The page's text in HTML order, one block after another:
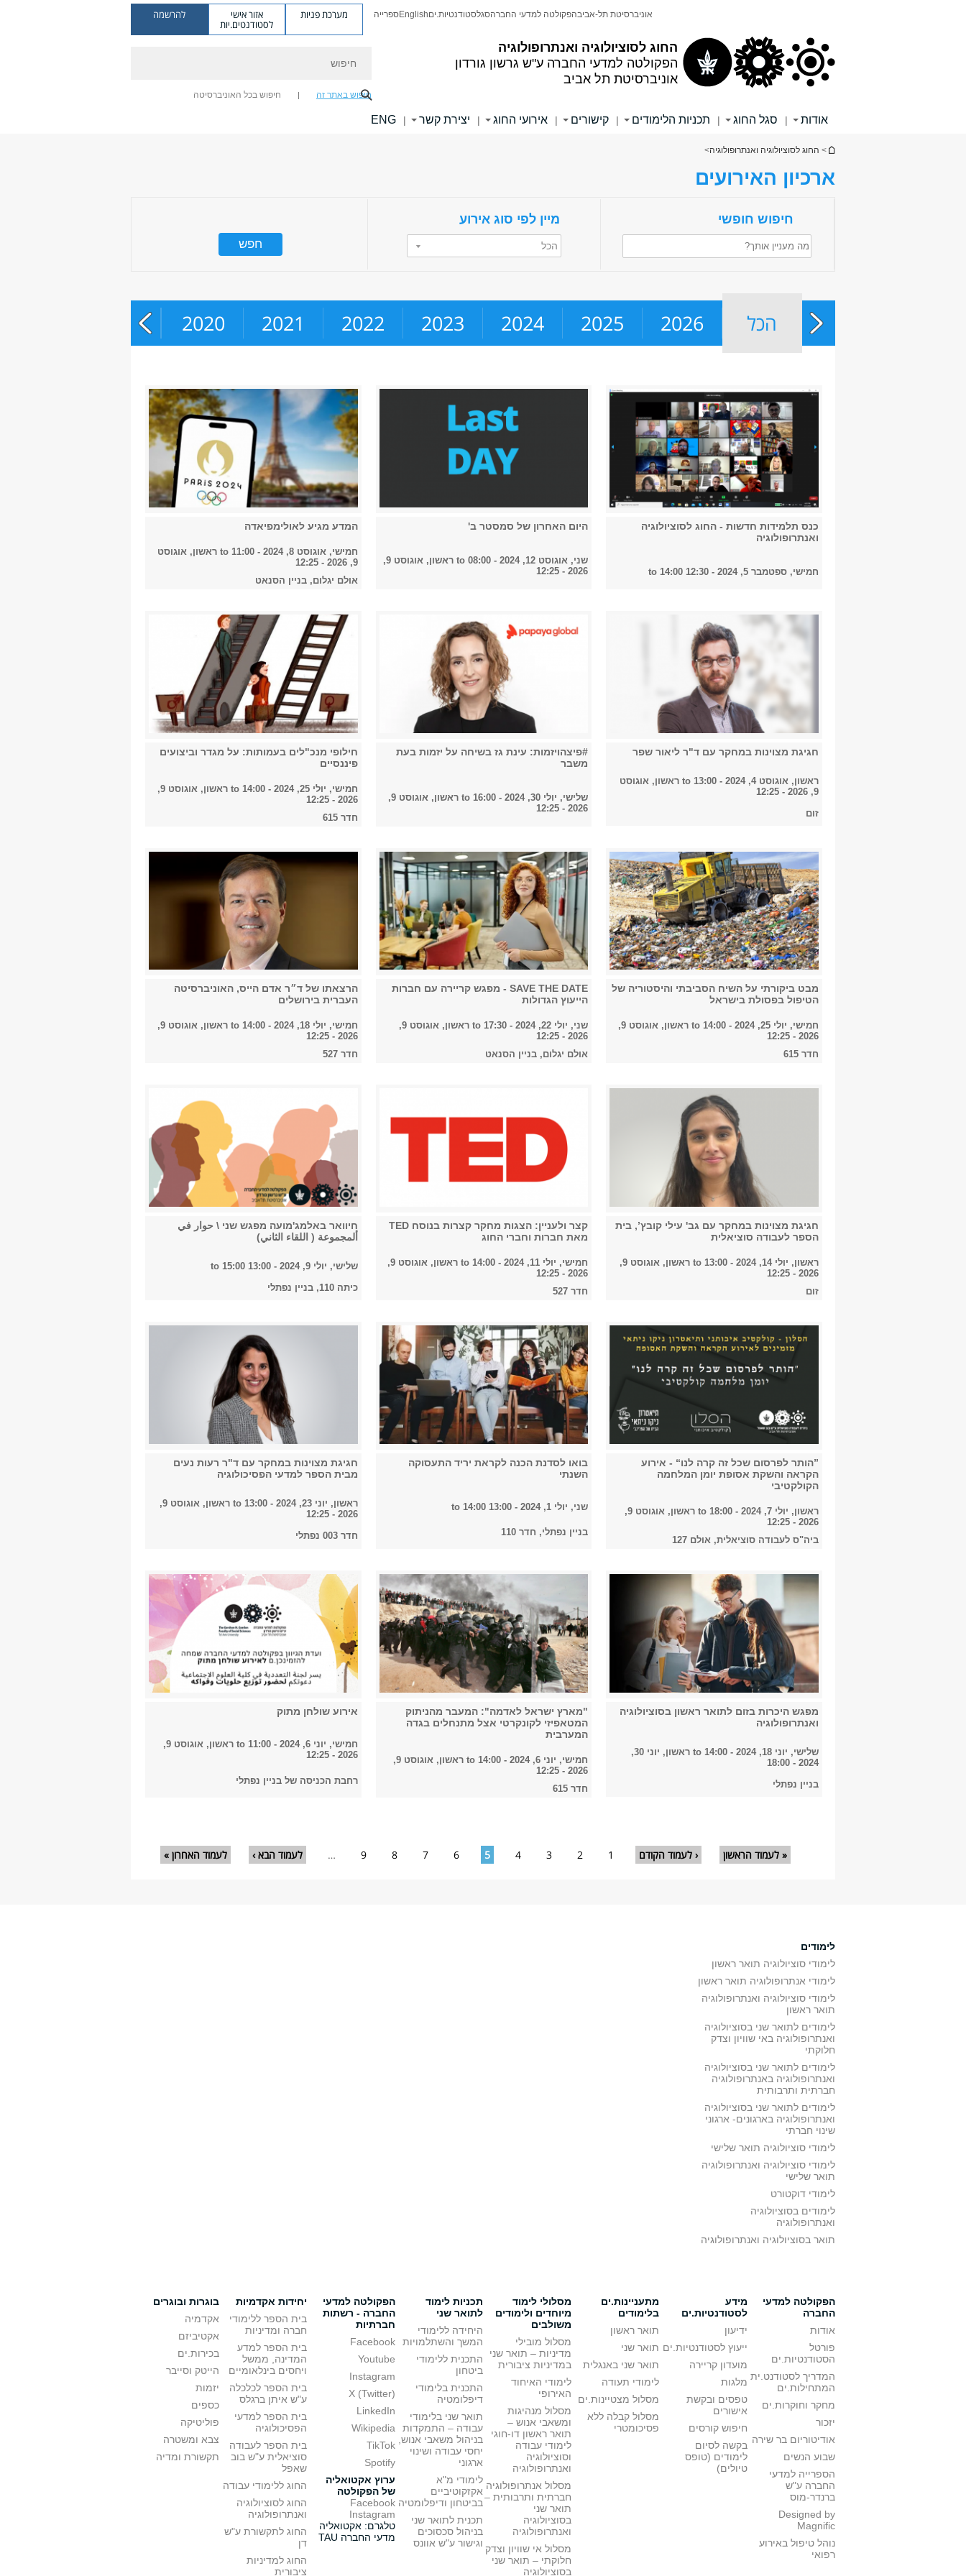
החוג לסוציולוגיה ואנתרופולוגיה
הפקולטה למדעי החברה ע"ש גרשון גורדון
אוניברסיטת תל אביב
אוניברסיטת תל-אביבהפקולטה למדעי החברהסגלסטודנטיות.יםEnglishספרייה מערכת פניות אזור אישי
לסטודנטים.יות
להרשמה
חיפוש באתר זה חיפוש בכל האוניברסיטה
אודות | סגל החוג | תכניות הלימודים | קישורים | אירועי החוג | יצירת קשר |
ENG
הינך נמצא כאן
> החוג לסוציולוגיה ואנתרופולוגיה>
ארכיון האירועים
חיפוש חופשי מיין לפי סוג אירוע
הכל
2019 2020 2021 2022 2023 2024 2025 2026 הכל
כנס תלמידות חדשות - החוג לסוציולוגיה
ואנתרופולוגיה
חמישי, ספטמבר 5, 2024 - 12:30
14:00
היום האחרון של סמסטר ב'
שני, אוגוסט 12, 2024 - 08:00 to
ראשון, אוגוסט 9,
2026 - 12:25
המדע מגיע לאולימפיאדה
חמישי, אוגוסט 8, 2024 - 11:00 to
ראשון, אוגוסט
9, 2026 - 12:25
אולם יגלום, בניין הסנאט
חגיגת מצוינות במחקר עם ד"ר ליאור שפר
ראשון, אוגוסט 4, 2024 - 13:00
ראשון, אוגוסט
9, 2026 - 12:25
זום
#פיצהויזמות: עינת גז בשיחה על יזמות בעת
משבר
שלישי, יולי 30, 2024 - 16:00 to
ראשון, אוגוסט 9,
2026 - 12:25
חילופי מנכ"לים בעמותות: על מגדר וביצועים
פיננסיים
חמישי, יולי 25, 2024 - 14:00 to
ראשון, אוגוסט 9,
2026 - 12:25
חדר 615
מבט ביקורתי על השיח הסביבתי והיסטוריה של
הטיפול בפסולת בישראל
חמישי, יולי 25, 2024 - 14:00
ראשון, אוגוסט 9,
2026 - 12:25
חדר 615
SAVE THE DATE - מפגש קריירה עם חברות
הייעוץ הגדולות
שני, יולי 22, 2024 - 17:30 to
ראשון, אוגוסט 9,
2026 - 12:25
אולם יגלום, בניין הסנאט
הרצאתו של ד״ר אדם הייס, האוניברסיטה
העברית בירושלים
חמישי, יולי 18, 2024 - 14:00 to
ראשון, אוגוסט 9,
2026 - 12:25
חדר 527
חגיגת מצוינות במחקר עם גב' עילי קובץ’, בית
הספר לעבודה סוציאלית
ראשון, יולי 14, 2024 - 13:00
ראשון, אוגוסט 9,
2026 - 12:25
זום
קצר ולעניין: הצגות מחקר קצרות בנוסח TED
מאת חברות וחברי החוג
חמישי, יולי 11, 2024 - 14:00 to
ראשון, אוגוסט 9,
2026 - 12:25
חדר 527
חיוואר באלמג'מועה מפגש שני \ حوار في
ألمجموعة ( اللقاء الثاني)
שלישי, יולי 9, 2024 - 13:00
to
15:00
כיתה 110, בניין נפתלי
”הותר לפרסום שכל זה קרה לנו“ - אירוע
הקראה והשקת אסופת יומן המלחמה
הקולקטיבי
ראשון, יולי 7, 2024 - 18:00
ראשון, אוגוסט 9,
2026 - 12:25
ביה"ס לעבודה סוציאלית, אולם 127
בואו לסדנת הכנה לקראת יריד התעסוקה
השנתי
שני, יולי 1, 2024 - 13:00
to
14:00
בניין נפתלי, חדר 110
חגיגת מצוינות במחקר עם ד"ר רעות נעים
מבית הספר למדעי הפסיכולוגיה
ראשון, יוני 23, 2024 - 13:00 to
ראשון, אוגוסט 9,
2026 - 12:25
חדר 003 נפתלי
מפגש היכרות בזום לתואר ראשון בסוציולוגיה
ואנתרופולוגיה
שלישי, יוני 18, 2024 - 14:00
ראשון, יוני 30,
2024 - 18:00
בניין נפתלי
"מארץ ישראל לאדמה": המעבר מהניתוק
המטאפיזי לקונקרטי אצל מתנחלים בגדה
המערבית
חמישי, יוני 6, 2024 - 14:00
ראשון, אוגוסט 9,
2026 - 12:25
חדר 615
אירוע שולחן מתוק
חמישי, יוני 6, 2024 - 11:00 to
ראשון, אוגוסט 9,
2026 - 12:25
רחבת הכניסה של בניין נפתלי
עמודים« לעמוד הראשון ‹ לעמוד הקודם 1
2
3
4
5
6
7
8
9
… לעמוד הבא › לעמוד האחרון »
לימודים
לימודי סוציולוגיה תואר ראשון
לימודי אנתרופולוגיה תואר ראשון
לימודי סוציולוגיה ואנתרופולוגיה
תואר ראשון
לימודים לתואר שני בסוציולוגיה
ואנתרופולוגיה באי שוויון וצדק
חלוקתי
לימודים לתואר שני בסוציולוגיה
ואנתרופולוגיה באנתרופולוגיה
חברתית ותרבותית
לימודים לתואר שני בסוציולוגיה
ואנתרופולוגיה בארגונים- ארגוני
שינוי חברתי
לימודי סוציולוגיה תואר שלישי
לימודי סוציולוגיה ואנתרופולוגיה
תואר שלישי
לימודי דוקטורט
לימודים בסוציולוגיה
ואנתרופולוגיה
תואר בסוציולוגיה ואנתרופולוגיה
הפקולטה למדעי
החברה
אודות
פורטל
הסטודנטיות.ים
המדריך לסטודנט.ית
המתחילות.ים
מחקר וחוקרות.ים
יזכור
אודיטוריום בר שירה
שבוע הנשים
הספרייה למדעי
החברה ע"ש
ברנדר-מוס
Designed by
Magnific
נוהל טיפול באירוע
רפואי
מידע
לסטודנטיות.ים
ידיעון
ייעוץ לסטודנטיות.ים
מועדון קריירה
מלגות
טפסים ובקשת
אישורים
חיפוש קורסים
בקשה לסיום
לימודים (טופס
טיולים)
מתעניינות.ים
בלימודים
תואר ראשון
תואר שני
תואר שני באנגלית
לימודי תעודה
מסלול מצטיינות.ים
מסלול קבלה ללא
פסיכומטרי
מסלולי לימוד
מיוחדים ולימודים
משולבים
מסלול מובילי
מדיניות – תואר שני
במדיניות ציבורית
לימודי האיחוד
האירופי
מסלול מנהיגות
ומשאבי אנוש –
תואר ראשון דו-חוגי
לימודי עבודה
וסוציולוגיה
ואנתרופולוגיה
מסלול אנתרופולוגיה
חברתית ותרבותית –
תואר שני
בסוציולוגיה
ואנתרופולוגיה
מסלול אי שוויון וצדק
חלוקתי – תואר שני
בסוציולוגיה
תכניות לימוד
לתואר שני
היחידה ללימודי
המשך והשתלמויות
התכנית ללימודי
ביטחון
התכנית בלימודי
דיפלומטיה
תואר שני בלימודי
עבודה – התמקדות
בניהול משאבי אנוש,
יחסי עבודה ושינוי
ארגוני
לימודי מ"א
אקזקוטיביים
בביטחון ודיפלומטיה
תכנית לתואר שני
בניהול סכסוכים
וגישור ע"ש אוונס
הפקולטה למדעי
החברה - רשתות
חברתיות
Facebook
Youtube
Instagram
X (Twitter)
LinkedIn
Wikipedia
TikTok
Spotify
ערוץ אקטואליה
של הפקולטה
Facebook
Instagram
טלגרם: אקטואליה
מדעי החברה TAU
יחידות אקדמיות
בית הספר ללימודי
חברה ומדיניות
בית הספר למדע
המדינה, ממשל
ויחסים בינלאומיים
בית הספר לכלכלה
ע"ש איתן ברגלס
בית הספר למדעי
הפסיכולוגיה
בית הספר לעבודה
סוציאלית ע"ש בוב
שאפל
החוג ללימודי עבודה
החוג לסוציולוגיה
ואנתרופולוגיה
החוג לתקשורת ע"ש
דן
החוג למדיניות
ציבורית
בוגרות ובוגרים
אקדמיה
אקטיביזם
בכירות.ים
הייטק וסייבר
יזמות
כספים
פוליטיקה
צבא ומשטרה
תקשורת ומדיה